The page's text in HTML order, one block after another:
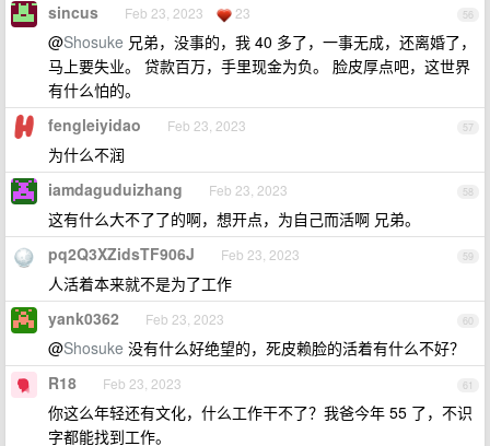
56
sincus Feb 23, 2023 23
@Shosuke 兄弟，没事的，我 40 多了，一事无成，还离婚了，
马上要失业。 贷款百万，手里现金为负。 脸皮厚点吧，这世界
有什么怕的。
57
fengleiyidao Feb 23, 2023
为什么不润
58
iamdaguduizhang Feb 23, 2023
这有什么大不了了的啊，想开点，为自己而活啊 兄弟。
59
pq2Q3XZidsTF906J Feb 23, 2023
人活着本来就不是为了工作
60
yank0362 Feb 23, 2023
@Shosuke 没有什么好绝望的，死皮赖脸的活着有什么不好？
61
R18 Feb 23, 2023
你这么年轻还有文化，什么工作干不了？我爸今年 55 了，不识
字都能找到工作。